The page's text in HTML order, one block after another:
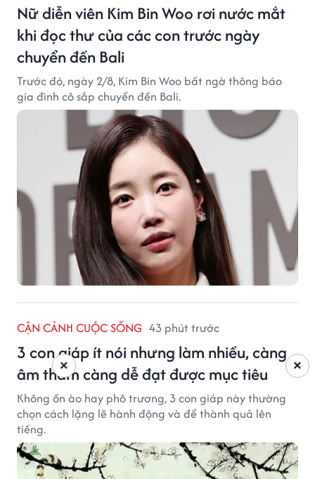
Nữ diễn viên Kim Bin Woo rơi nước mắt
khi đọc thư của các con trước ngày
chuyển đến Bali
Trước đó, ngày 2/8, Kim Bin Woo bất ngờ thông báo
gia đình cô sắp chuyển đến Bali.
CẬN CẢNH CUỘC SỐNG 43 phút trước
3 con giáp ít nói nhưng làm nhiều, càng
âm thầm càng dễ đạt được mục tiêu
Không ồn ào hay phô trương, 3 con giáp này thường
chọn cách lặng lẽ hành động và để thành quả lên
tiếng.
×
×